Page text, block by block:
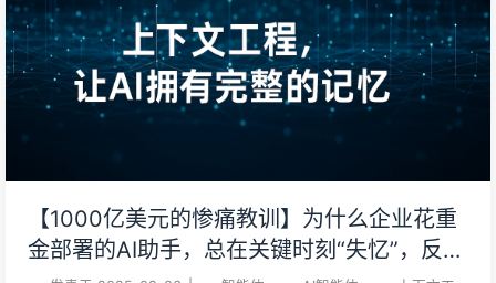
任务，让每个智能体在自己的小窗口里做到极致，是构建复杂任
务系统的关键。 核心摘要智能体（Agent）执行任务离不开上下
文（Context）。所谓“上下文工程”，正是在智能体执行任务的每
一步，都为其上下文窗口精准注入恰当信息的艺术与科学。本文
将当下主流智能体所采用的上下文工程策略，归纳为几大通用模
LLM 是 CPU，而它的“上下文窗口”就是 RAM，充当着模型的工
作记忆。正如 RAM 的容量有限，LLM 的上下文窗口在处理各种
【1000亿美元的惨痛教训】为什么企业花重
金部署的AI助手，总在关键时刻“失忆”，反而